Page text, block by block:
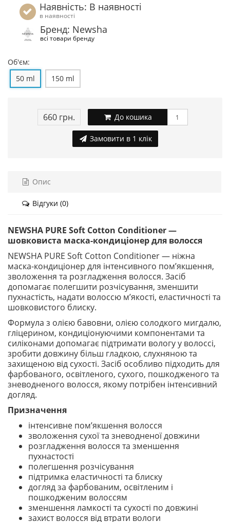
Наявність: В наявності
в наявності
Бренд: Newsha
всі товари бренду
Об'єм:
50 ml
150 ml
660 грн. До кошика
Замовити в 1 клік
Опис
Відгуки (0)
NEWSHA PURE Soft Cotton Conditioner —
шовковиста маска-кондиціонер для волосся
NEWSHA PURE Soft Cotton Conditioner — ніжна
маска-кондиціонер для інтенсивного пом’якшення,
зволоження та розгладження волосся. Засіб
допомагає полегшити розчісування, зменшити
пухнастість, надати волоссю м’якості, еластичності та
шовковистого блиску.
Формула з олією бавовни, олією солодкого мигдалю,
гліцерином, кондиціонуючими компонентами та
силіконами допомагає підтримати вологу у волоссі,
зробити довжину більш гладкою, слухняною та
захищеною від сухості. Засіб особливо підходить для
фарбованого, освітленого, сухого, пошкодженого та
зневодненого волосся, якому потрібен інтенсивний
догляд.
Призначення
інтенсивне пом’якшення волосся
зволоження сухої та зневодненої довжини
розгладження волосся та зменшення
пухнастості
полегшення розчісування
підтримка еластичності та блиску
догляд за фарбованим, освітленим і
пошкодженим волоссям
зменшення ламкості та сухості по довжині
захист волосся від втрати вологи